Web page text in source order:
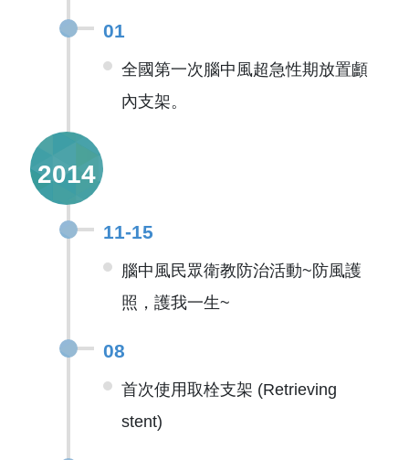
01
全國第一次腦中風超急性期放置顱
內支架。
2014
11-15
腦中風民眾衛教防治活動~防風護
照，護我一生~
08
首次使用取栓支架 (Retrieving
stent)